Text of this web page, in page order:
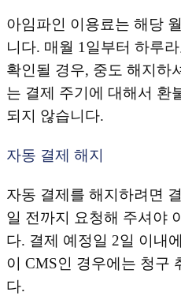
아임파인 이용료는 해당
니다. 매월 1일부터 하루
확인될 경우, 중도 해지하
는 결제 주기에 대해서 환
되지 않습니다.
자동 결제 해지
자동 결제를 해지하려면
일 전까지 요청해 주셔야
다. 결제 예정일 2일 이내
이 CMS인 경우에는 청구
다.